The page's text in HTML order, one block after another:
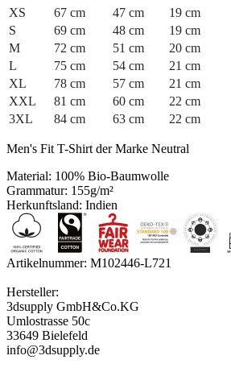
XS
67 cm 47 cm
19 cm
S
69 cm 48 cm
19 cm
M
72 cm 51 cm
20 cm
L
75 cm 54 cm
21 cm
XL
78 cm 57 cm
21 cm
XXL
81 cm 60 cm
22 cm
3XL
84 cm 63 cm 22 cm
Men's Fit T-Shirt der Marke Neutral
Material: 100% Bio-Baumwolle
Grammatur: 155g/m²
Herkunftsland: Indien
Artikelnummer: M102446-L721
Hersteller:
3dsupply GmbH&Co.KG
Umlostrasse 50c
33649 Bielefeld
info@3dsupply.de